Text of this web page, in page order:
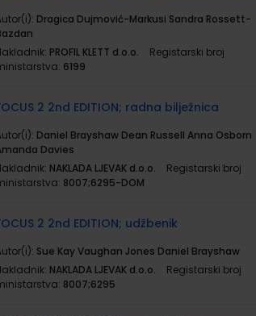
Dragica Dujmović-Markusi Sandra Rossett-
PROFIL KLETT d.o.o.
Registarski broj
6199
2 2nd EDITION; radna bilježnica
Daniel Brayshaw Dean Russell Anna Osborn
Davies
NAKLADA LJEVAK d.o.o.
Registarski broj
8007;6295-DOM
2 2nd EDITION; udžbenik
Sue Kay Vaughan Jones Daniel Brayshaw
NAKLADA LJEVAK d.o.o.
Registarski broj
8007;6295